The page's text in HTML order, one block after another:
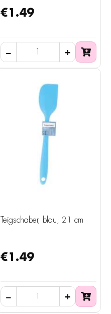
€1.49
Teigschaber, blau, 21 cm
€1.49